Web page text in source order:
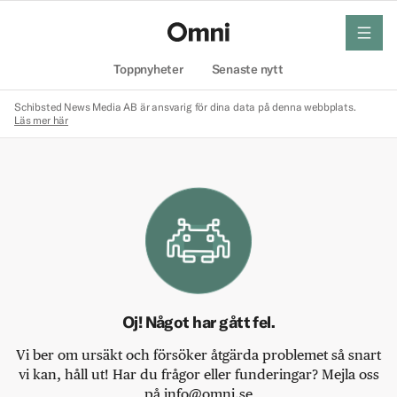
Toppnyheter Senaste nytt
meny
Schibsted News Media AB är ansvarig för dina data på denna webbplats.
Läs mer här
Oj! Något har gått fel.
Vi ber om ursäkt och försöker åtgärda problemet så snart
vi kan, håll ut! Har du frågor eller funderingar? Mejla oss